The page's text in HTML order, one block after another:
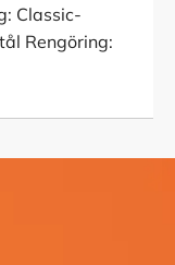
Classic-
Rengöring: